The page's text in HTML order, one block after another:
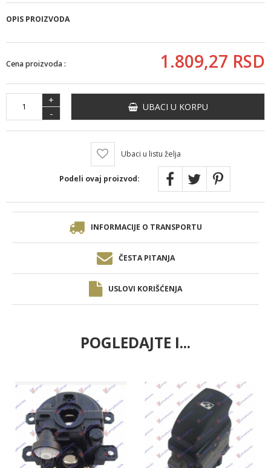
OPIS PROIZVODA
Cena proizvoda : 1.809,27 RSD
+
-
UBACI U KORPU
Ubaci u listu želja
Podeli ovaj proizvod:
INFORMACIJE O TRANSPORTU
ČESTA PITANJA
USLOVI KORIŠĆENJA
POGLEDAJTE I...